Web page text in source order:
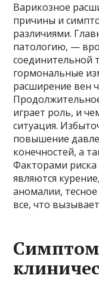
Варикозное
причины и
различиями.
патологию, —
соединительной
гормональные
расширение вен
играет роль, и
ситуация.
повышение
конечностей, а
Факторами
являются
аномалии,
все, что